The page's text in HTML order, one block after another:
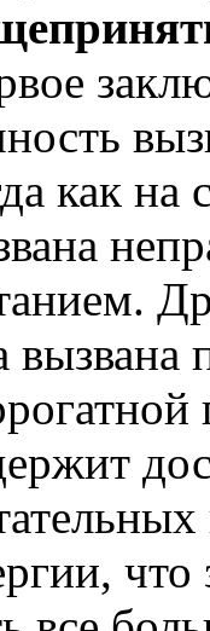
как на
вызвана
что